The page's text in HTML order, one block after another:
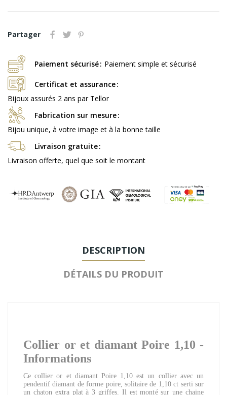
Partager
Paiement sécurisé Paiement simple et sécurisé
Certificat et assurance
Bijoux assurés 2 ans par Tellor
Fabrication sur mesure
Bijou unique, à votre image et à la bonne taille
Livraison gratuite
Livraison offerte, quel que soit le montant
DESCRIPTION
DÉTAILS DU PRODUIT
Collier or et diamant Poire 1,10 -
Informations
Ce collier or et diamant Poire 1,10 est un collier avec un
pendentif diamant de forme poire, solitaire de 1,10 ct serti sur
un chaton extra plat à 3 griffes. Il est monté sur une chaine